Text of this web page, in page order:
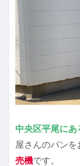
中央区平尾にあ
屋さんのパン
売機です。